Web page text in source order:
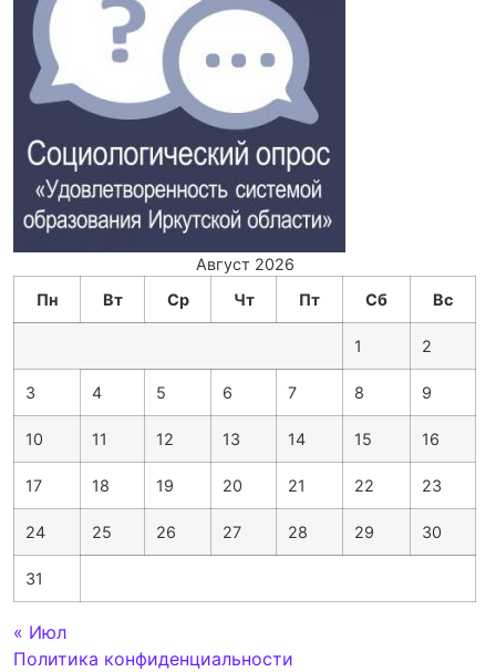
Август 2026
Пн
Вт Ср Чт Пт Сб Вс
1 2
3 4 5 6 7 8 9
10 11 12 13 14 15 16
17 18 19 20 21 22 23
24 25 26 27 28 29 30
31
« Июл
Политика конфиденциальности